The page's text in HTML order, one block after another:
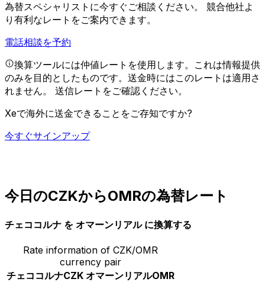
為替スペシャリストに今すぐご相談ください。 競合他社よ
り有利なレートをご案内できます。
電話相談を予約
換算ツールには仲値レートを使用します。これは情報提供
のみを目的としたものです。送金時にはこのレートは適用さ
れません。 送信レートをご確認ください。
Xeで海外に送金できることをご存知ですか?
今すぐサインアップ
今日のCZKからOMRの為替レート
チェココルナ を オマーンリアル に換算する
Rate information of CZK/OMR
currency pair
チェココルナCZK オマーンリアルOMR